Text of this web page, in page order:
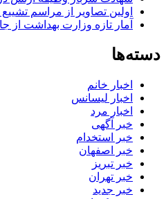
اولین تصاویر از مراسم
آمار تازه وزارت بهداشت از
دسته‌ها
اخبار خانم
اخبار لیسانس
اخبار مرد
خبر آگهی
خبر استخدام
خبر اصفهان
خبر تبریز
خبر تهران
خبر جدید